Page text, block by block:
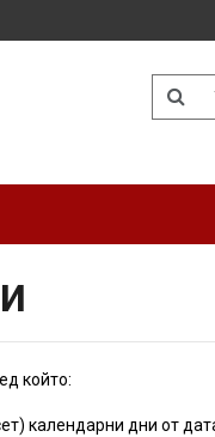
Amount
който:
календарни дни от